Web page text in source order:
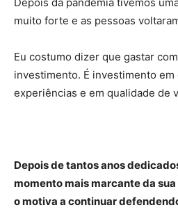
muito forte e as pessoas
Eu costumo dizer que gastar
investimento. É investimento
experiências e em qualidade de
Depois de tantos anos
momento mais marcante da
o motiva a continuar